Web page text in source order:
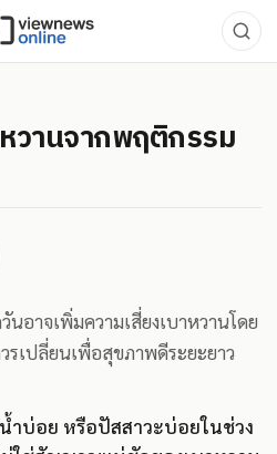
หวานจากพฤติกรรม
อาจเพิ่มความเสี่ยงเบาหวานโดย
รเปลี่ยนเพื่อสุขภาพดีระยะยาว
ำบ่อย หรือปัสสาวะบ่อยในช่วง